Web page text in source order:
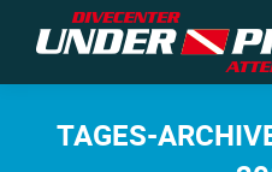
TAGES-